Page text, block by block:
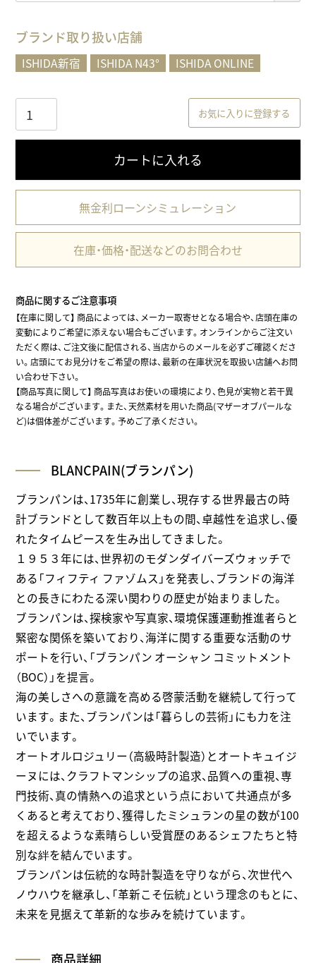
ブランド取り扱い店舗
ISHIDA新宿 ISHIDA N43° ISHIDA ONLINE
お気に入りに登録する
カートに入れる
無金利ローンシミュレーション
在庫・価格・配送などのお問合わせ
商品に関するご注意事項
【在庫に関して】商品によっては、メーカー取寄せとなる場合や、店頭在庫の
変動によりご希望に添えない場合もございます。オンラインからご注文い
ただく際は、ご注文後に配信される、当店からのメールを必ずご確認くださ
い。店頭にてお見分けをご希望の際は、最新の在庫状況を取扱い店舗へお問
い合わせ下さい。
【商品写真に関して】 商品写真はお使いの環境により、色見が実物と若干異
なる場合がございます。また、天然素材を用いた商品(マザーオブパールな
ど)は個体差がございます。予めご了承ください。
BLANCPAIN(ブランパン)
ブランパンは、1735年に創業し、現存する世界最古の時
計ブランドとして数百年以上もの間、卓越性を追求し、優
れたタイムピースを生み出してきました。
１９５３年には、世界初のモダンダイバーズウォッチで
ある「フィフティ ファゾムス」を発表し、ブランドの海洋
との長きにわたる深い関わりの歴史が始まりました。
ブランパンは、探検家や写真家、環境保護運動推進者らと
緊密な関係を築いており、海洋に関する重要な活動のサ
ポートを行い、「ブランパン オーシャン コミットメント
（BOC）」を提言。
海の美しさへの意識を高める啓蒙活動を継続して行って
います。また、ブランパンは「暮らしの芸術」にも力を注
いでいます。
オートオルロジュリー（高級時計製造）とオートキュイジ
ーヌには、クラフトマンシップの追求、品質への重視、専
門技術、真の情熱への追求という点において共通点が多
くあると考えており、獲得したミシュランの星の数が100
を超えるような素晴らしい受賞歴のあるシェフたちと特
別な絆を結んでいます。
ブランパンは伝統的な時計製造を守りながら、次世代へ
ノウハウを継承し、「革新こそ伝統」という理念のもとに、
未来を見据えて革新的な歩みを続けています。